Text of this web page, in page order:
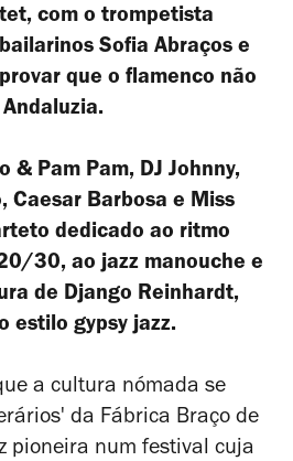
com o trompetista
Sofia Abraços e
que o flamenco não
& Pam Pam, DJ Johnny,
Caesar Barbosa e Miss
dedicado ao ritmo
30, ao jazz manouche e
de Django Reinhardt,
estilo gypsy jazz.
a cultura nómada se
da Fábrica Braço de
pioneira num festival cuja